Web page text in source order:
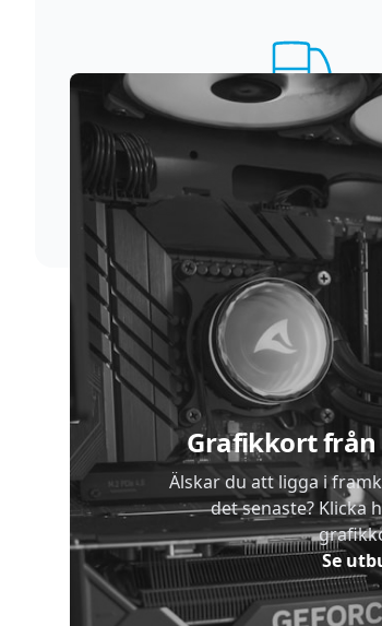
Supersnabb leverans
Vi förstår att du inte vill vänta.
skickar vi dina varor med
Grafikkort från
Älskar du att ligga i
det senaste? Klicka
Se